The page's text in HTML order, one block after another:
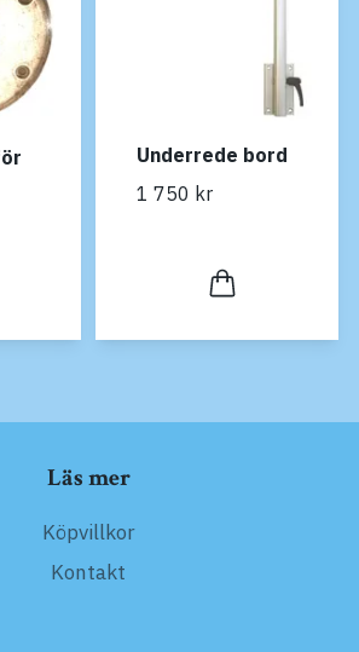
Underrede bord
1 750 kr
Läs mer
Köpvillkor
Kontakt